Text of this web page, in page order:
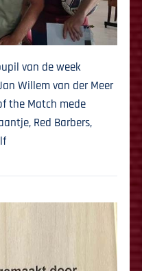
van de week
Willem van der Meer
the Match mede
Red Barbers,